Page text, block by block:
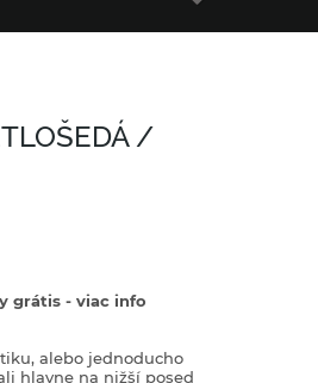
/
grátis - viac info
alebo jednoducho
hlavne na nižší posed